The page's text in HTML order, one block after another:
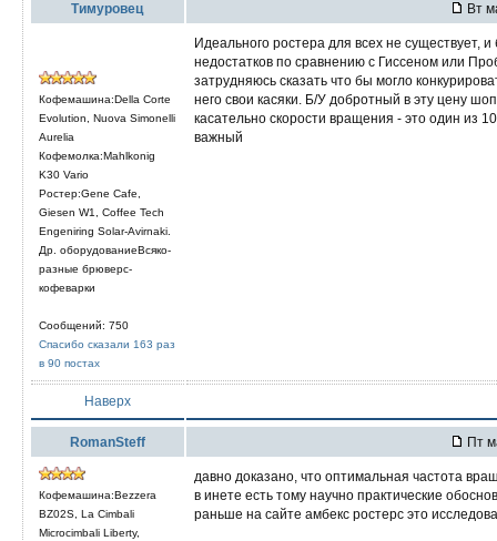
Тимуровец Вт
Кофемашина:Della Corte
Evolution, Nuova Simonelli
Aurelia
Кофемолка:Mahlkonig
K30 Vario
Ростер:Gene Cafe,
Giesen W1, Coffee Tech
Engeniring Solar-Avirnaki.
Др. оборудованиеВсяко-
разные брюверс-
кофеварки
Сообщений: 750
Спасибо сказали 163 раз
в 90 постах
Идеального ростера для всех не существует,
недостатков по сравнению с Гиссеном или
затрудняюсь сказать что бы могло
него свои касяки. Б/У добротный в эту цену
касательно скорости вращения - это один из
важный
Наверх
RomanSteff Пт
Кофемашина:Bezzera
BZ02S, La Cimbali
Microcimbali Liberty,
давно доказано, что оптимальная частота
в инете есть тому научно практические
раньше на сайте амбекс ростерс это